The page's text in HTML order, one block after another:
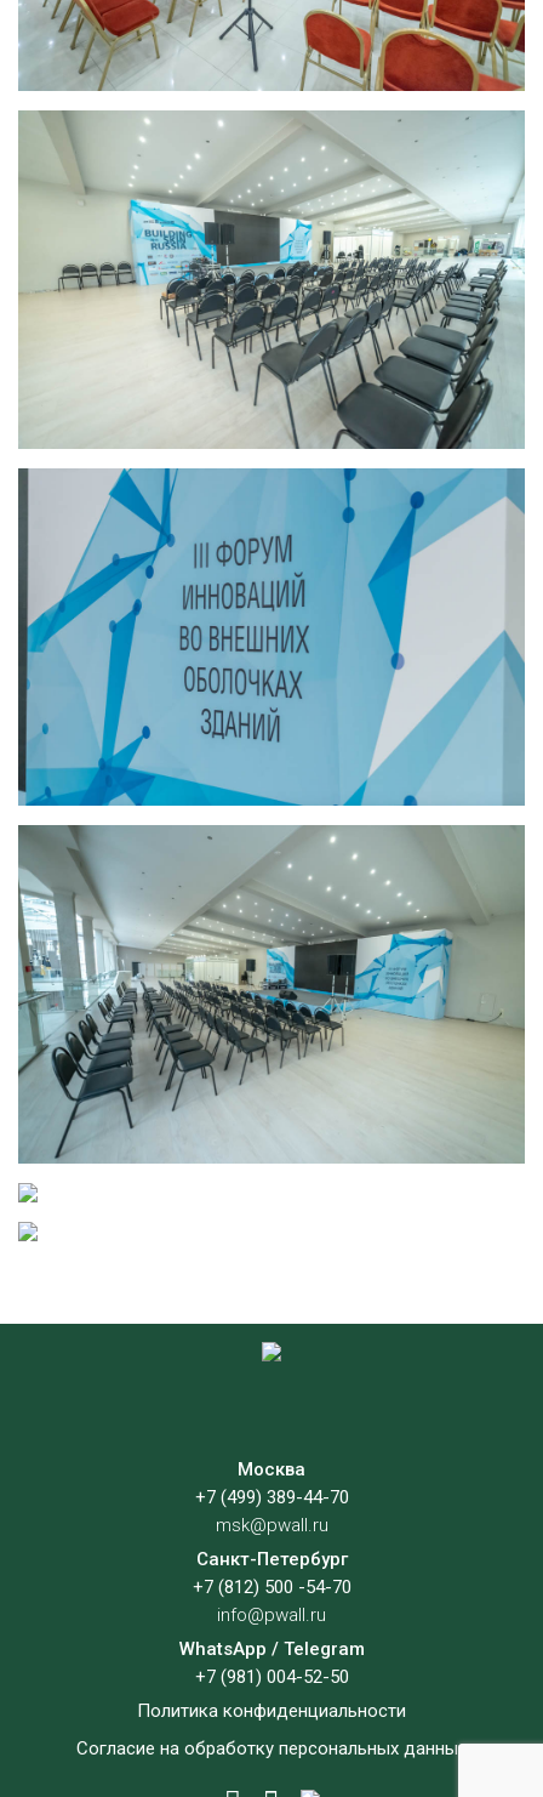
Москва
+7 (499) 389-44-70
msk@pwall.ru
Санкт-Петербург
+7 (812) 500 -54-70
info@pwall.ru
WhatsApp / Telegram
+7 (981) 004-52-50
Политика конфиденциальности
Согласие на обработку персональных данных